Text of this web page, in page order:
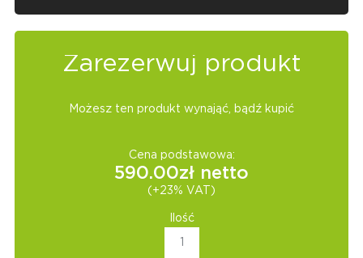
Zarezerwuj produkt
Możesz ten produkt wynająć, bądź kupić
Cena podstawowa:
590.00zł netto
(+23% VAT)
Ilość